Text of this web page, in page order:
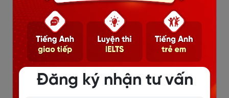
(Bạn không thể gọi cho bà ấy. Mẹ tôi mới đánh
mất điện thoại di động của mình rồi).
Đăng ký nhận tư vấn